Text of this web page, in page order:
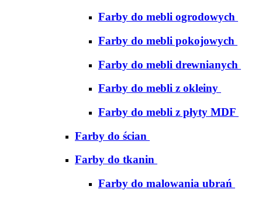
Farby do mebli ogrodowych
Farby do mebli pokojowych
Farby do mebli drewnianych
Farby do mebli z okleiny
Farby do mebli z płyty MDF
Farby do ścian
Farby do tkanin
Farby do malowania ubrań